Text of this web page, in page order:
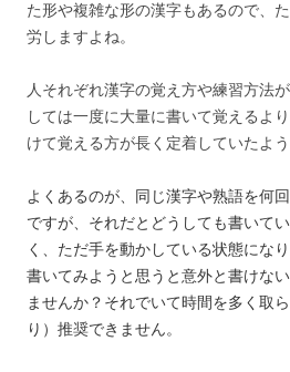
た形や複雑な形の漢字もあるので、
労しますよね。
人それぞれ漢字の覚え方や練習方法
しては一度に大量に書いて覚えるよ
けて覚える方が長く定着していたよう
よくあるのが、同じ漢字や熟語を何
ですが、それだとどうしても書いて
く、ただ手を動かしている状態にな
書いてみようと思うと意外と書けな
ませんか？それでいて時間を多く取
り）推奨できません。